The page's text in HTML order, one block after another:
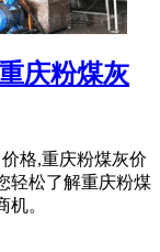
庆粉煤灰
格,重庆粉煤灰价
轻松了解重庆粉煤
。